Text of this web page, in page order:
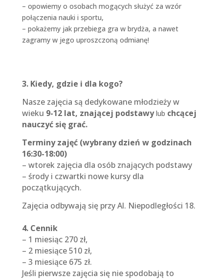
– opowiemy o osobach mogących służyć za wzór
połączenia nauki i sportu,
– pokażemy jak przebiega gra w brydża, a nawet
zagramy w jego uproszczoną odmianę!
3. Kiedy, gdzie i dla kogo?
Nasze zajęcia są dedykowane młodzieżyw
wieku 9-12 lat, znającej podstawylub chcącej
nauczyć się grać.
Terminy zajęć (wybrany dzień w godzinach
16:30-18:00)
– wtorek zajęcia dla osób znających podstawy
– środy i czwartki nowe kursy dla
początkujących.
Zajęcia odbywają się przy Al. Niepodległości 18.
4. Cennik
– 1 miesiąc 270 zł,
– 2 miesiące 510 zł,
– 3 miesiące 675 zł.
Jeśli pierwsze zajęcia się nie spodobają to